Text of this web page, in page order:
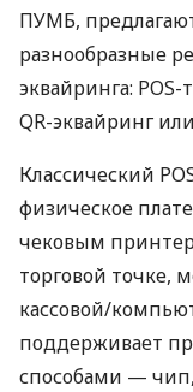
ПУМБ,
разнообразные
эквайринга:
QR-эквайринг
Классический
физическое
чековым
торговой точке,
кассовой/
поддерживает
способами — чип,